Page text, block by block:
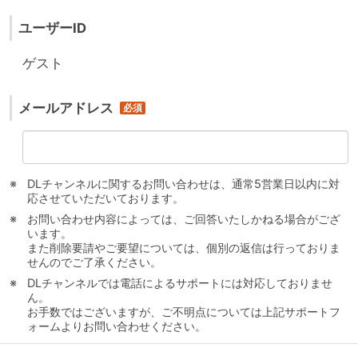
ユーザーID
ゲスト
メールアドレス
DLチャンネルに関するお問い合わせは、通常5営業日以内に対
応させていただいております。
お問い合わせ内容によっては、ご回答いたしかねる場合がござ
います。
また削除要請やご要望については、個別の返信は行っておりま
せんのでご了承ください。
DLチャンネルでは電話によるサポートには対応しておりませ
ん。
お手数ではございますが、ご不明点については上記サポートフ
ォームよりお問い合わせください。